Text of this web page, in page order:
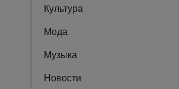
Культура
Мода
Музыка
Новости